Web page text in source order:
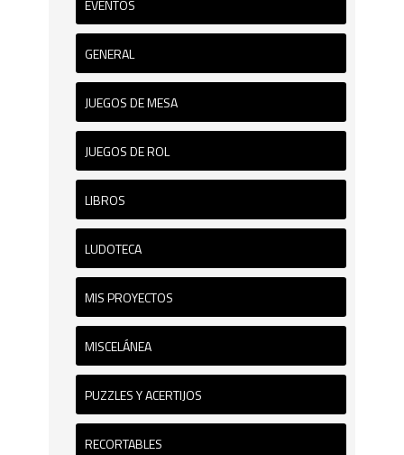
EVENTOS
GENERAL
JUEGOS DE MESA
JUEGOS DE ROL
LIBROS
LUDOTECA
MIS PROYECTOS
MISCELÁNEA
PUZZLES Y ACERTIJOS
RECORTABLES